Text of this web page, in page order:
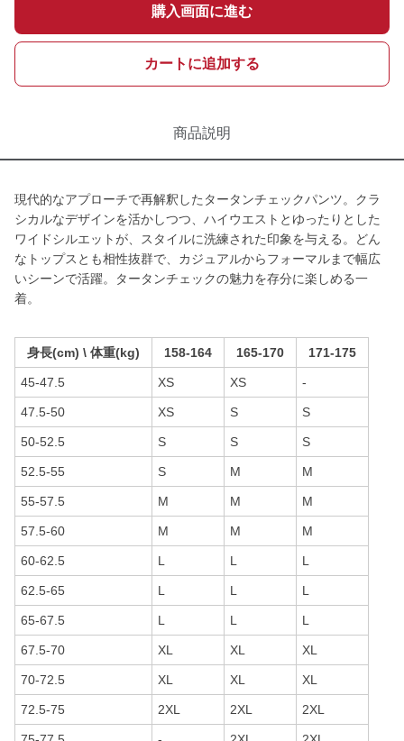
購入画面に進む
カートに追加する
商品説明
現代的なアプローチで再解釈したタータンチェックパンツ。クラ
シカルなデザインを活かしつつ、ハイウエストとゆったりとした
ワイドシルエットが、スタイルに洗練された印象を与える。どん
なトップスとも相性抜群で、カジュアルからフォーマルまで幅広
いシーンで活躍。タータンチェックの魅力を存分に楽しめる一
着。
身長(cm) \ 体重(kg) 158-164 165-170 171-175
45-47.5 XS XS -
47.5-50 XS S S
50-52.5 S S S
52.5-55 S M M
55-57.5 M M M
57.5-60 M M M
60-62.5 L L L
62.5-65 L L L
65-67.5 L L L
67.5-70 XL XL XL
70-72.5 XL XL XL
72.5-75 2XL 2XL 2XL